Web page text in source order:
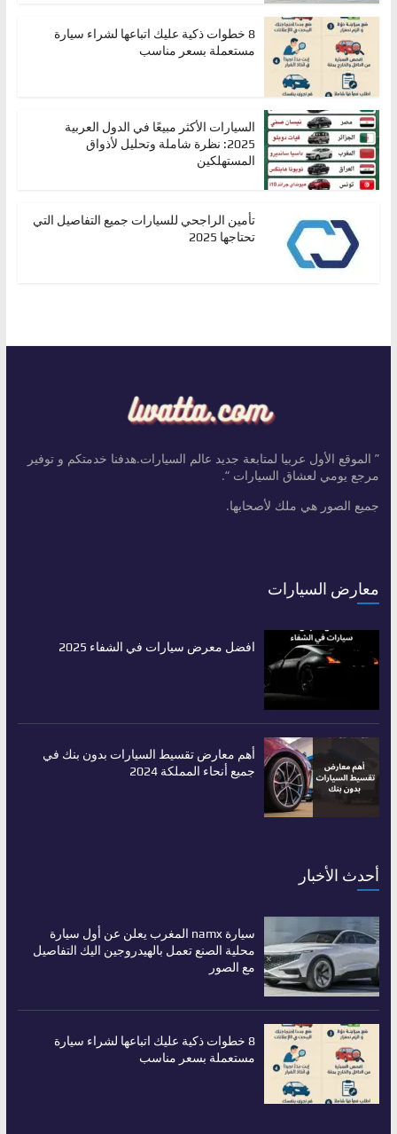
8 خطوات ذكية عليك اتباعها لشراء سيارة
مستعملة بسعر مناسب
السيارات الأكثر مبيعًا في الدول العربية
2025: نظرة شاملة وتحليل لأذواق
المستهلكين
تأمين الراجحي للسيارات جميع التفاصيل التي
تحتاجها 2025
” الموقع الأول عربيا لمتابعة جديد عالم السيارات.هدفنا خدمتكم و توفير
مرجع يومي لعشاق السيارات “.
جميع الصور هي ملك لأصحابها.
معارض السيارات
افضل معرض سيارات في الشفاء 2025
أهم معارض تقسيط السيارات بدون بنك في
جميع أنحاء المملكة 2024
أحدث الأخبار
سيارة namx المغرب يعلن عن أول سيارة
محلية الصنع تعمل بالهيدروجين اليك التفاصيل
مع الصور
8 خطوات ذكية عليك اتباعها لشراء سيارة
مستعملة بسعر مناسب